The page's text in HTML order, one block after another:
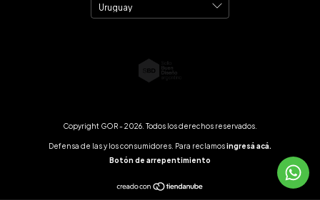
Copyright GOR - 2026. Todos los derechos reservados.
Defensa de las y los consumidores. Para reclamosingresá acá.
Botón de arrepentimiento